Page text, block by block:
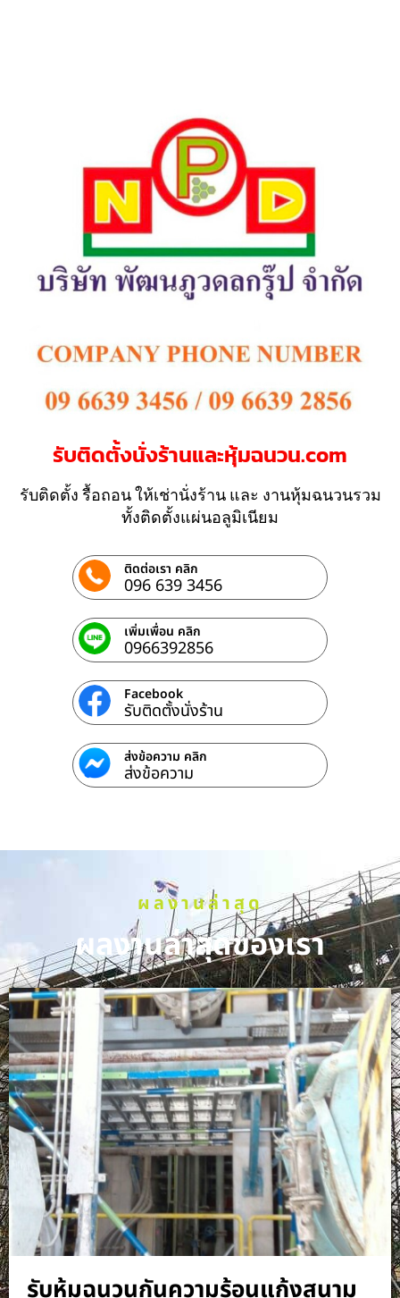
รับติดตั้งนั่งร้านและหุ้มฉนวน.com
รับติดตั้ง รื้อถอน ให้เช่านั่งร้าน และ งานหุ้มฉนวนรวม
ทั้งติดตั้งแผ่นอลูมิเนียม
ติดต่อเรา คลิก
096 639 3456
เพิ่มเพื่อน คลิก
0966392856
Facebook
รับติดตั้งนั่งร้าน
ส่งข้อความ คลิก
ส่งข้อความ
ผลงานล่าสุด
ผลงานล่าสุดของเรา
รับหุ้มฉนวนกันความร้อนแก้งสนาม